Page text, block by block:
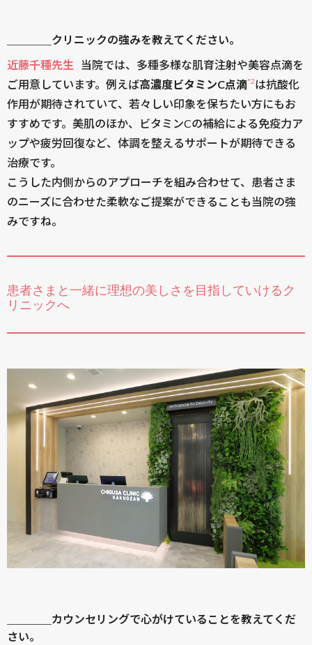
＿＿＿＿クリニックの強みを教えてください。
近藤千種先生
当院では、多種多様な肌育注射や美容点滴を
ご用意しています。例えば高濃度ビタミンC点滴*2は抗酸化
作用が期待されていて、若々しい印象を保ちたい方にもお
すすめです。美肌のほか、ビタミンCの補給による免疫力ア
ップや疲労回復など、体調を整えるサポートが期待できる
治療です。
こうした内側からのアプローチを組み合わせて、患者さま
のニーズに合わせた柔軟なご提案ができることも当院の強
みですね。
患者さまと一緒に理想の美しさを目指していけるク
リニックへ
＿＿＿＿カウンセリングで心がけていることを教えてくだ
さい。